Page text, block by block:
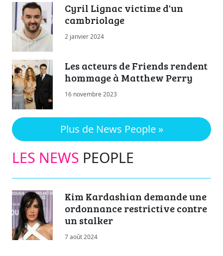
Cyril Lignac victime d'un
cambriolage
2 janvier 2024
Les acteurs de Friends rendent
hommage à Matthew Perry
16 novembre 2023
Plus de News People »
LES NEWS PEOPLE
Kim Kardashian demande une
ordonnance restrictive contre
un stalker
7 août 2024